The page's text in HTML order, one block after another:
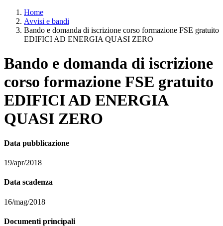
Home
Avvisi e bandi
Bando e domanda di iscrizione corso formazione FSE gratuito
EDIFICI AD ENERGIA QUASI ZERO
Bando e domanda di iscrizione
corso formazione FSE gratuito
EDIFICI AD ENERGIA
QUASI ZERO
Data pubblicazione
19/apr/2018
Data scadenza
16/mag/2018
Documenti principali